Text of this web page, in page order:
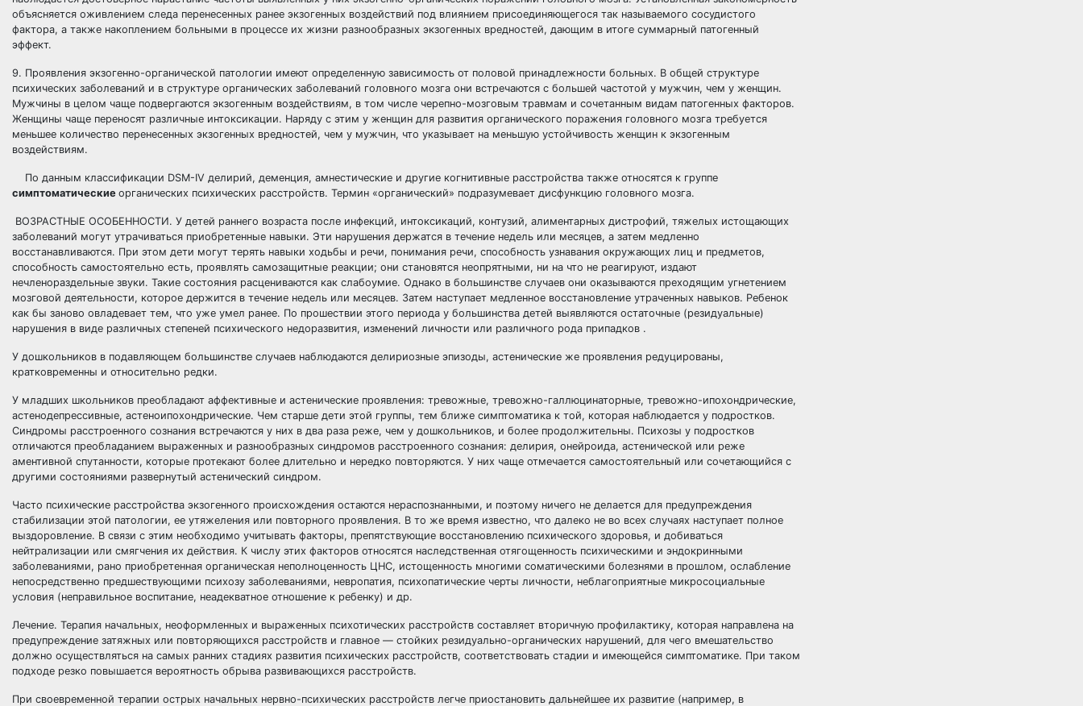
объясняется оживлением следа перенесенных ранее экзогенных воздействий под влиянием присоединяющегося так называемого сосудистого
фактора, а также накоплением больными в процессе их жизни разнообразных экзогенных вредностей, дающим в итоге суммарный патогенный
эффект.
9. Проявления экзогенно-органической патологии имеют определенную зависимость от половой принадлежности больных. В общей структуре
психических заболеваний и в структуре органических заболеваний головного мозга они встречаются с большей частотой у мужчин, чем у женщин.
Мужчины в целом чаще подвергаются экзогенным воздействиям, в том числе черепно-мозговым травмам и сочетанным видам патогенных факторов.
Женщины чаще переносят различные интоксикации. Наряду с этим у женщин для развития органического поражения головного мозга требуется
меньшее количество перенесенных экзогенных вредностей, чем у мужчин, что указывает на меньшую устойчивость женщин к экзогенным
воздействиям.
По данным классификации DSM-IV делирий, деменция, амнестические и другие когнитивные расстройства также относятся к группе
симптоматические органических психических расстройств. Термин «органический» подразумевает дисфункцию головного мозга.
ВОЗРАСТНЫЕ ОСОБЕННОСТИ. У детей раннего возраста после инфекций, интоксикаций, контузий, алиментарных дистрофий, тяжелых истощающих
заболеваний могут утрачиваться приобретенные навыки. Эти нарушения держатся в течение недель или месяцев, а затем медленно
восстанавливаются. При этом дети могут терять навыки ходьбы и речи, понимания речи, способность узнавания окружающих лиц и предметов,
способность самостоятельно есть, проявлять самозащитные реакции; они становятся неопрятными, ни на что не реагируют, издают
нечленораздельные звуки. Такие состояния расцениваются как слабоумие. Однако в большинстве случаев они оказываются преходящим угнетением
мозговой деятельности, которое держится в течение недель или месяцев. Затем наступает медленное восстановление утраченных навыков. Ребенок
как бы заново овладевает тем, что уже умел ранее. По прошествии этого периода у большинства детей выявляются остаточные (резидуальные)
нарушения в виде различных степеней психического недоразвития, изменений личности или различного рода припадков .
У дошкольников в подавляющем большинстве случаев наблюдаются делириозные эпизоды, астенические же проявления редуцированы,
кратковременны и относительно редки.
У младших школьников преобладают аффективные и астенические проявления: тревожные, тревожно-галлюцинаторные, тревожно-ипохондрические,
астенодепрессивные, астеноипохондрические. Чем старше дети этой группы, тем ближе симптоматика к той, которая наблюдается у подростков.
Синдромы расстроенного сознания встречаются у них в два раза реже, чем у дошкольников, и более продолжительны. Психозы у подростков
отличаются преобладанием выраженных и разнообразных синдромов расстроенного сознания: делирия, онейроида, астенической или реже
аментивной спутанности, которые протекают более длительно и нередко повторяются. У них чаще отмечается самостоятельный или сочетающийся с
другими состояниями развернутый астенический синдром.
Часто психические расстройства экзогенного происхождения остаются нераспознанными, и поэтому ничего не делается для предупреждения
стабилизации этой патологии, ее утяжеления или повторного проявления. В то же время известно, что далеко не во всех случаях наступает полное
выздоровление. В связи с этим необходимо учитывать факторы, препятствующие восстановлению психического здоровья, и добиваться
нейтрализации или смягчения их действия. К числу этих факторов относятся наследственная отягощенность психическими и эндокринными
заболеваниями, рано приобретенная органическая неполноценность ЦНС, истощенность многими соматическими болезнями в прошлом, ослабление
непосредственно предшествующими психозу заболеваниями, невропатия, психопатические черты личности, неблагоприятные микросоциальные
условия (неправильное воспитание, неадекватное отношение к ребенку) и др.
Лечение. Терапия начальных, неоформленных и выраженных психотических расстройств составляет вторичную профилактику, которая направлена на
предупреждение затяжных или повторяющихся расстройств и главное — стойких резидуально-органических нарушений, для чего вмешательство
должно осуществляться на самых ранних стадиях развития психических расстройств, соответствовать стадии и имеющейся симптоматике. При таком
подходе резко повышается вероятность обрыва развивающихся расстройств.
При своевременной терапии острых начальных нервно-психических расстройств легче приостановить дальнейшее их развитие (например, в